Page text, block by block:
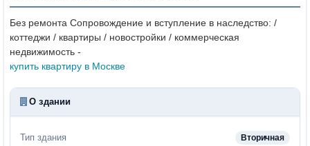
Без ремонта Сопровождение и вступление в наследство: /
коттеджи / квартиры / новостройки / коммерческая
недвижимость -
купить квартиру в Москве
О здании
Тип здания Вторичная